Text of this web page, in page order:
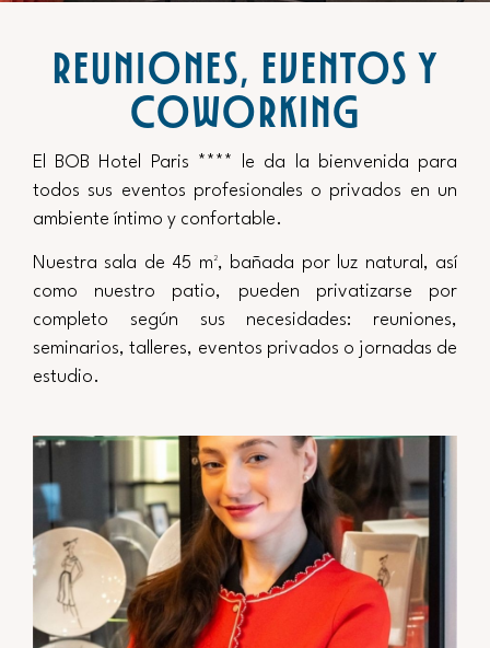
REUNIONES, EVENTOS Y
COWORKING
El BOB Hotel Paris **** le da la bienvenida para
todos sus eventos profesionales o privados en un
ambiente íntimo y confortable.
Nuestra sala de 45 m², bañada por luz natural, así
como nuestro patio, pueden privatizarse por
completo según sus necesidades: reuniones,
seminarios, talleres, eventos privados o jornadas de
estudio.